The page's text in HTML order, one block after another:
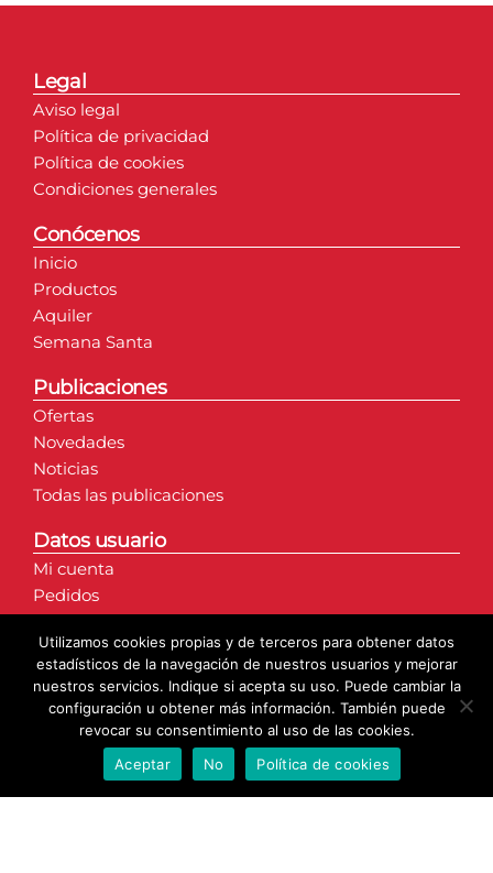
Legal
Aviso legal
Política de privacidad
Política de cookies
Condiciones generales
Conócenos
Inicio
Productos
Aquiler
Semana Santa
Publicaciones
Ofertas
Novedades
Noticias
Todas las publicaciones
Datos usuario
Mi cuenta
Pedidos
Direcciones
Detalles de la cuenta
© Copyright 2020 | Axarmantel S.L. | Todos los derechos
reservados.
Utilizamos cookies propias y de terceros para obtener datos
estadísticos de la navegación de nuestros usuarios y mejorar
nuestros servicios. Indique si acepta su uso. Puede cambiar la
configuración u obtener más información. También puede
revocar su consentimiento al uso de las cookies.
Aceptar
No Política de cookies